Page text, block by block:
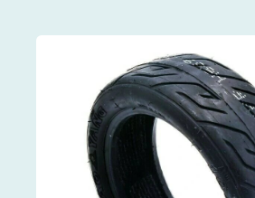
TIENDA ONLINE